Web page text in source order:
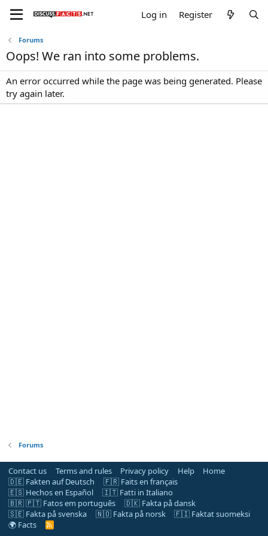
Log in Register
Forums
Oops! We ran into some problems.
An error occurred while the page was being generated. Please
try again later.
Forums
Contact us Terms and rules Privacy policy Help
Home
🇩🇪 Fakten auf Deutsch
🇫🇷 Faits en français
🇪🇸 Hechos en Español
🇮🇹 Fatti in Italiano
🇧🇷 🇵🇹 Fatos em português
🇩🇰 Fakta på dansk
🇸🇪 Fakta på svenska
🇳🇴 Fakta på norsk
🇫🇮 Faktat suomeksi
🌍 Facts
R